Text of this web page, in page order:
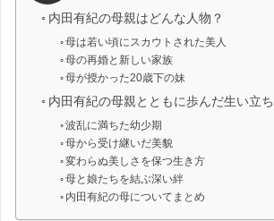
内田有紀の母親はどんな人物？
母は若い頃にスカウトされた美人
母の再婚と新しい家族
母が授かった20歳下の妹
内田有紀の母親とともに歩んだ生い立ち
波乱に満ちた幼少期
母から受け継いだ美貌
変わらぬ美しさを保つ生き方
母と娘たちを結ぶ深い絆
内田有紀の母についてまとめ